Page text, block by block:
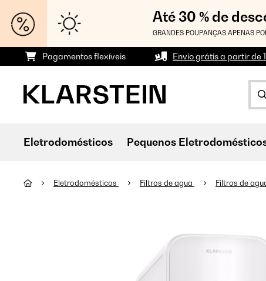
Até 30 % de
GRANDES POUPANÇAS APENAS
Pagamentos flexíveis Envio grátis a partir de
Eletrodomésticos Pequenos
Eletrodomésticos Filtros de agua Filtros de